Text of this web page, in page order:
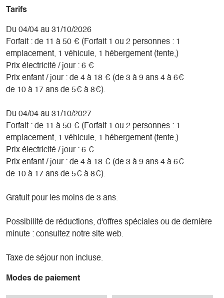
Tarifs
Du 04/04 au 31/10/2026
Forfait : de 11 à 50 € (Forfait 1 ou 2 personnes : 1
emplacement, 1 véhicule, 1 hébergement (tente,)
Prix électricité / jour : 6 €
Prix enfant / jour : de 4 à 18 € (de 3 à 9 ans 4 à 6€
de 10 à 17 ans de 5€ à 8€).
Du 04/04 au 31/10/2027
Forfait : de 11 à 50 € (Forfait 1 ou 2 personnes : 1
emplacement, 1 véhicule, 1 hébergement (tente,)
Prix électricité / jour : 6 €
Prix enfant / jour : de 4 à 18 € (de 3 à 9 ans 4 à 6€
de 10 à 17 ans de 5€ à 8€).
Gratuit pour les moins de 3 ans.
Possibilité de réductions, d'offres spéciales ou de dernière
minute : consultez notre site web.
Taxe de séjour non incluse.
Modes de paiement